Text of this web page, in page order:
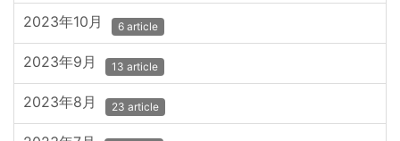
2023年10月 6 article
2023年9月 13 article
2023年8月 23 article